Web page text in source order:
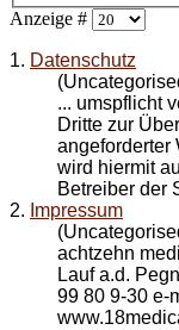
Anzeige #
1. Datenschutz
... umspflicht
Dritte zur
angeforderter
wird hiermit
Betreiber der
2. Impressum
achtzehn
Lauf a.d.
99 80 9-30 e-